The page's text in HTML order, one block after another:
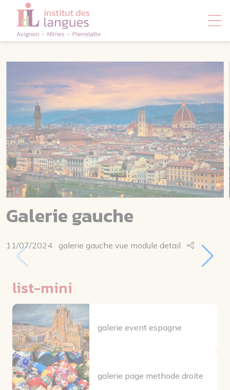
Galerie gauche
11/07/2024 galerie gauche vue module detail
list-mini
galerie event espagne
galerie page methode droite
Panneau de gestion des cookies